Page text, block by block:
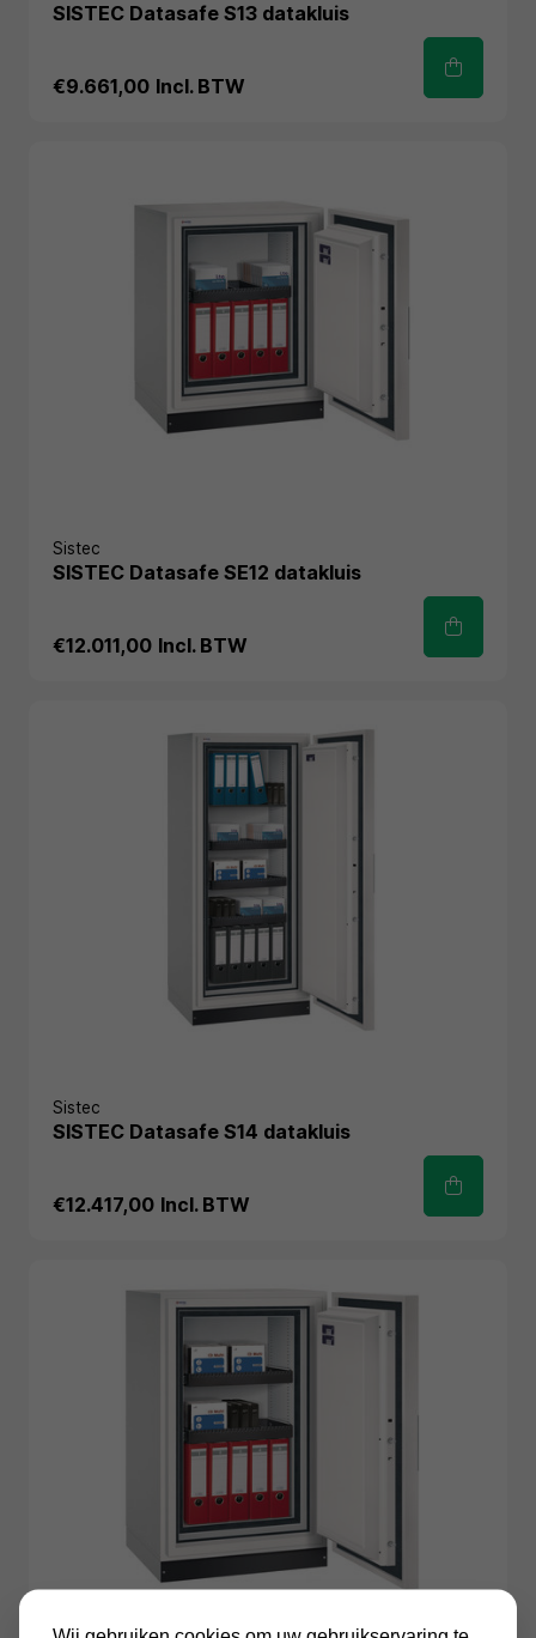
SISTEC Datasafe S13 datakluis
€9.661,00 Incl. BTW
Sistec
SISTEC Datasafe SE12 datakluis
€12.011,00 Incl. BTW
Sistec
SISTEC Datasafe S14 datakluis
€12.417,00 Incl. BTW